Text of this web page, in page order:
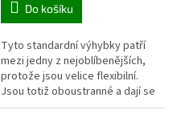
Do košíku
Tyto standardní výhybky patří
mezi jedny z nejoblíbenějších,
protože jsou velice flexibilní.
Jsou totiž oboustranné a dají se
použít k vybočení do obou